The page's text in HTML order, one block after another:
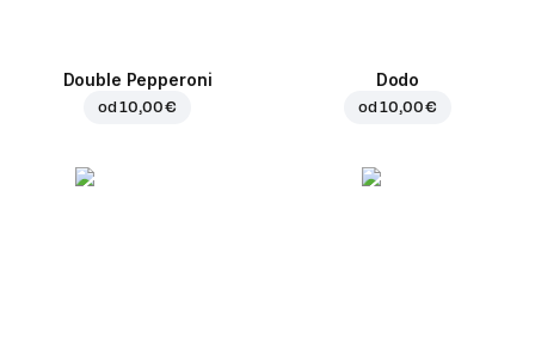
Double Pepperoni
od10,00 €
Dodo
od10,00 €